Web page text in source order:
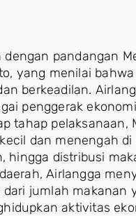
pandangan
yang menilai
berkeadilan.
penggerak
tahap pelaksanaan,
dan menengah
hingga distribusi
Airlangga
jumlah makanan
aktivitas